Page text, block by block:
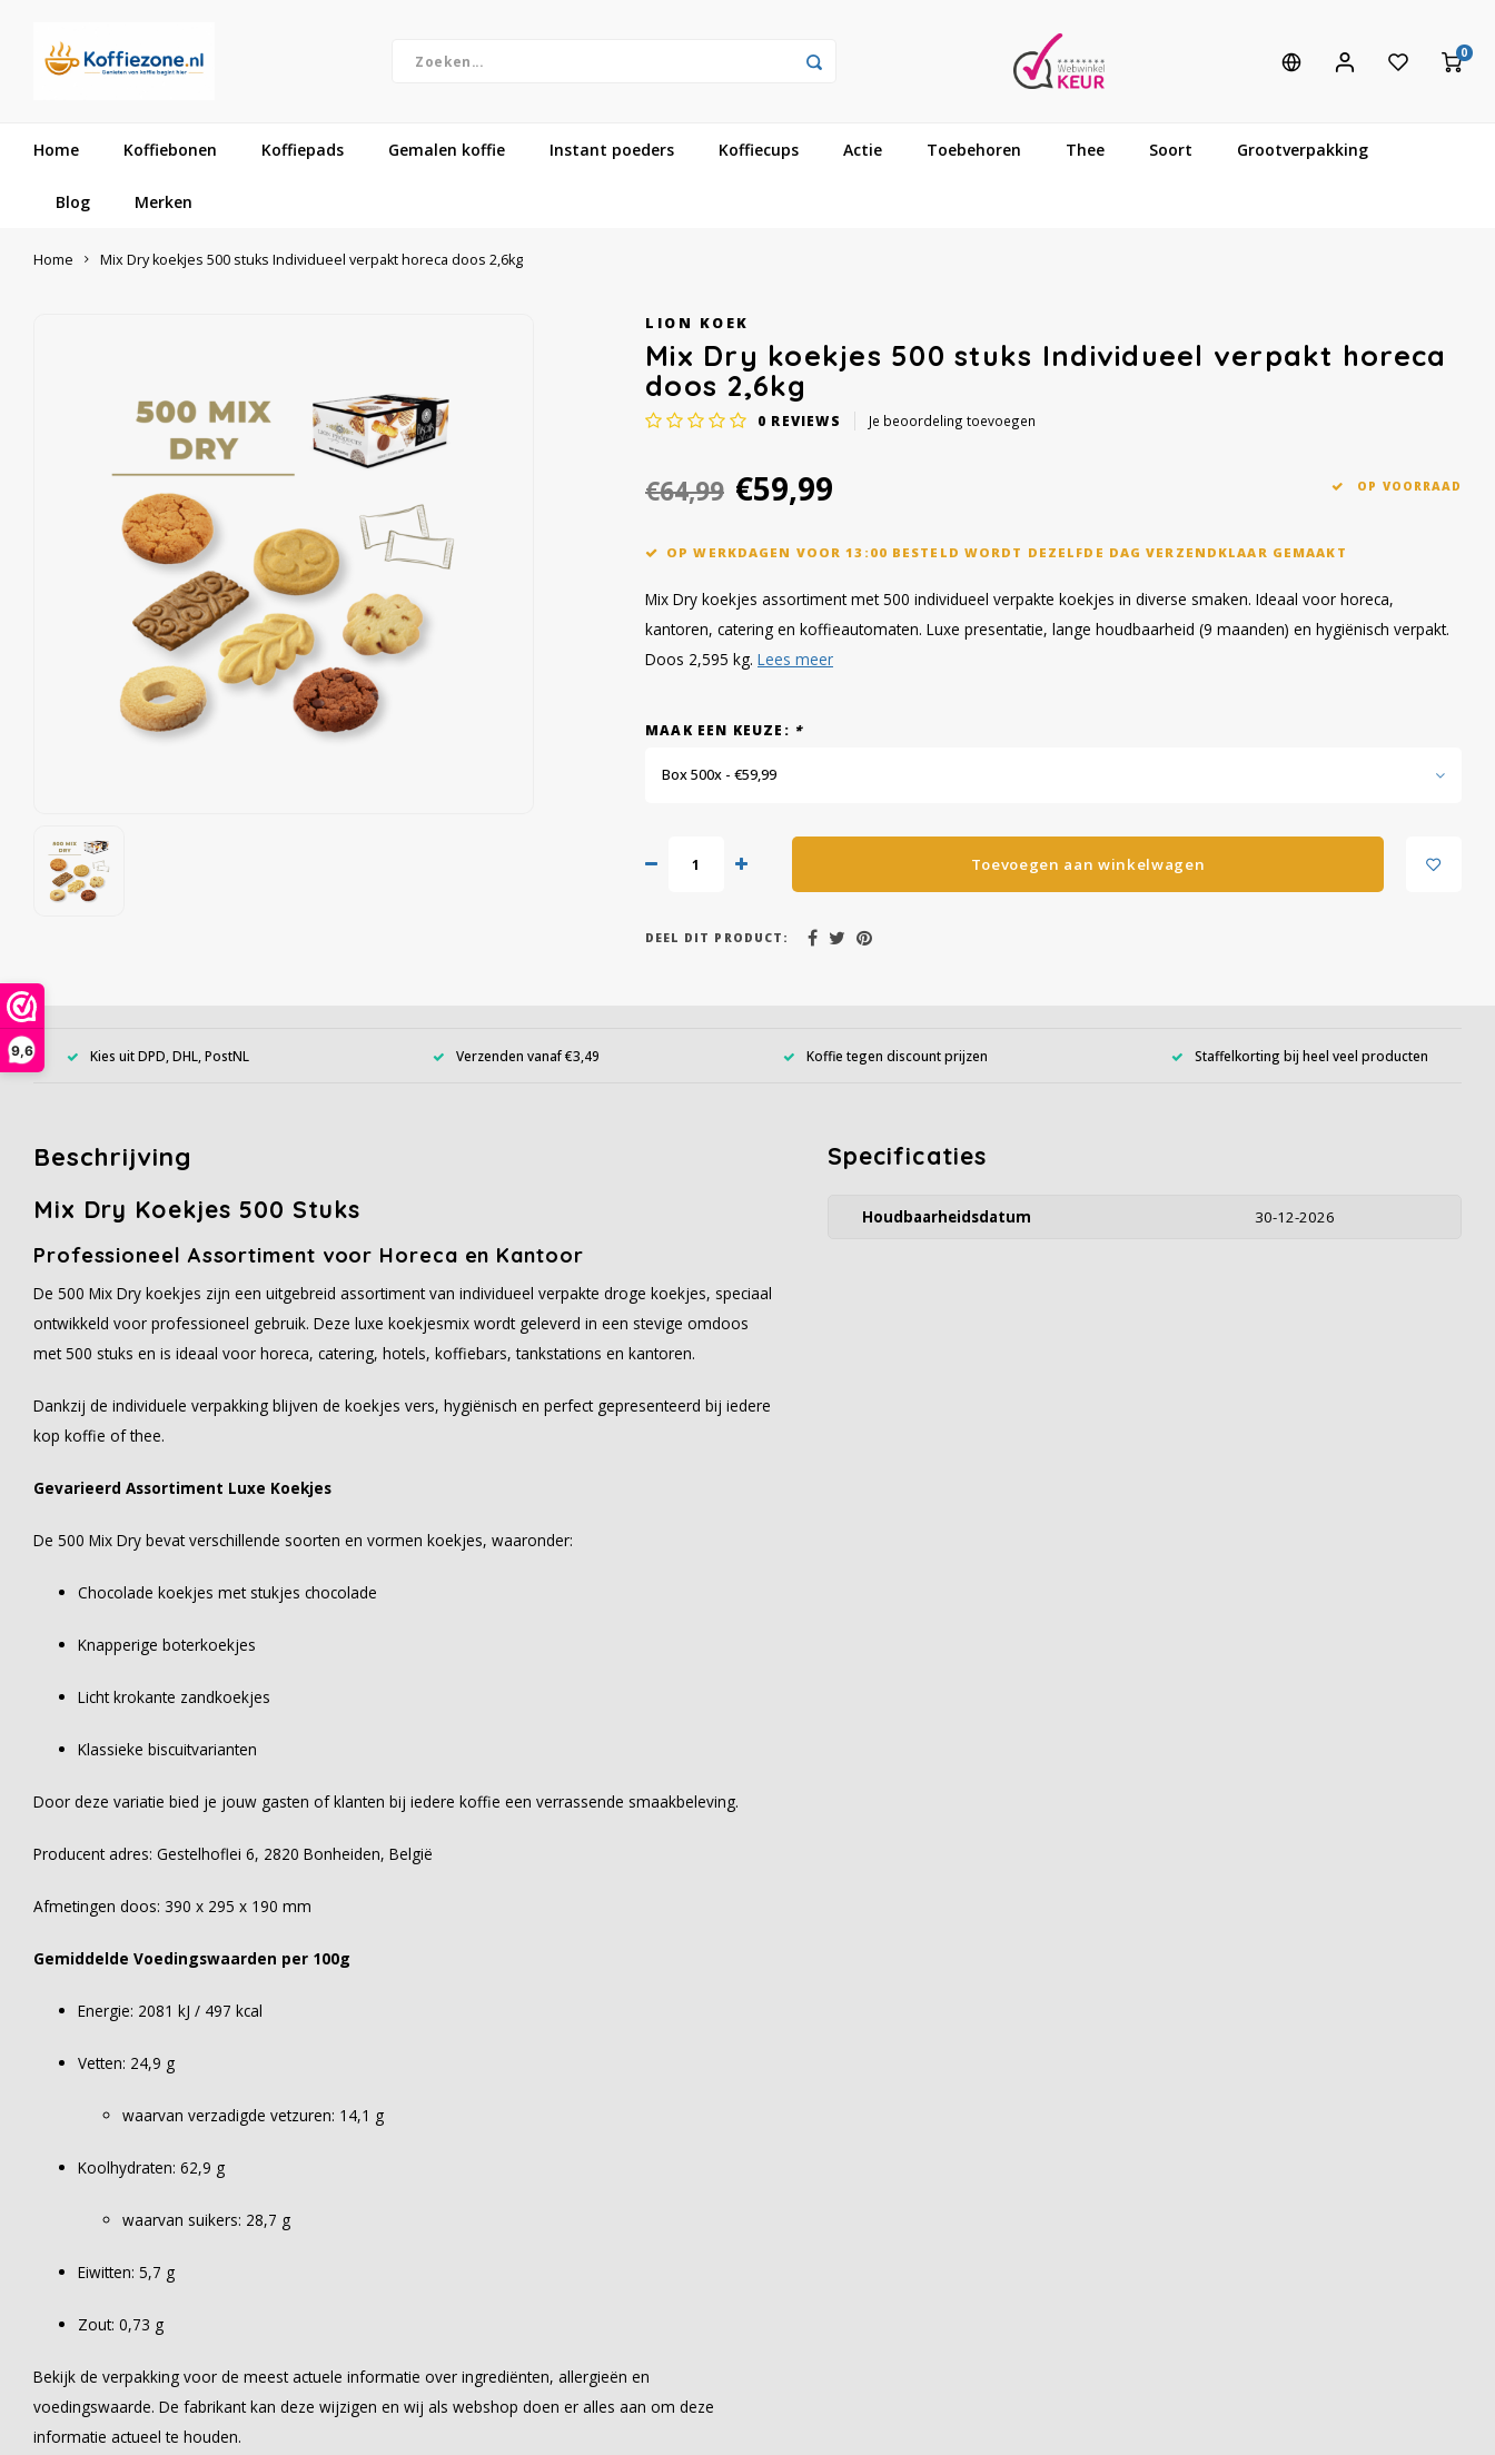
9,6
0
Home Koffiebonen Koffiepads Gemalen koffie Instant poeders Koffiecups Actie Toebehoren Thee Soort Grootverpakking
Blog Merken
Home Mix Dry koekjes 500 stuks Individueel verpakt horeca doos 2,6kg
LION KOEK
Mix Dry koekjes 500 stuks Individueel verpakt horeca
doos 2,6kg
0 REVIEWS Je beoordeling toevoegen
€64,99 €59,99 OP VOORRAAD
OP WERKDAGEN VOOR 13:00 BESTELD WORDT DEZELFDE DAG VERZENDKLAAR GEMAAKT
Mix Dry koekjes assortiment met 500 individueel verpakte koekjes in diverse smaken. Ideaal voor horeca,
kantoren, catering en koffieautomaten. Luxe presentatie, lange houdbaarheid (9 maanden) en hygiënisch verpakt.
Doos 2,595 kg. Lees meer
MAAK EEN KEUZE: *
Box 500x - €59,99
Toevoegen aan winkelwagen
DEEL DIT PRODUCT:
Kies uit DPD, DHL, PostNL Verzenden vanaf €3,49 Koffie tegen discount prijzen Staffelkorting bij heel veel producten
Beschrijving
Mix Dry Koekjes 500 Stuks
Professioneel Assortiment voor Horeca en Kantoor
De 500 Mix Dry koekjes zijn een uitgebreid assortiment van individueel verpakte droge koekjes, speciaal
ontwikkeld voor professioneel gebruik. Deze luxe koekjesmix wordt geleverd in een stevige omdoos
met 500 stuks en is ideaal voor horeca, catering, hotels, koffiebars, tankstations en kantoren.
Dankzij de individuele verpakking blijven de koekjes vers, hygiënisch en perfect gepresenteerd bij iedere
kop koffie of thee.
Gevarieerd Assortiment Luxe Koekjes
De 500 Mix Dry bevat verschillende soorten en vormen koekjes, waaronder:
Chocolade koekjes met stukjes chocolade
Knapperige boterkoekjes
Licht krokante zandkoekjes
Klassieke biscuitvarianten
Door deze variatie bied je jouw gasten of klanten bij iedere koffie een verrassende smaakbeleving.
Producent adres: Gestelhoflei 6, 2820 Bonheiden, België
Afmetingen doos: 390 x 295 x 190 mm
Gemiddelde Voedingswaarden per 100g
Energie: 2081 kJ / 497 kcal
Vetten: 24,9 g
waarvan verzadigde vetzuren: 14,1 g
Koolhydraten: 62,9 g
waarvan suikers: 28,7 g
Eiwitten: 5,7 g
Zout: 0,73 g
Bekijk de verpakking voor de meest actuele informatie over ingrediënten, allergieën en
voedingswaarde. De fabrikant kan deze wijzigen en wij als webshop doen er alles aan om deze
informatie actueel te houden.
Specificaties
Houdbaarheidsdatum 30-12-2026